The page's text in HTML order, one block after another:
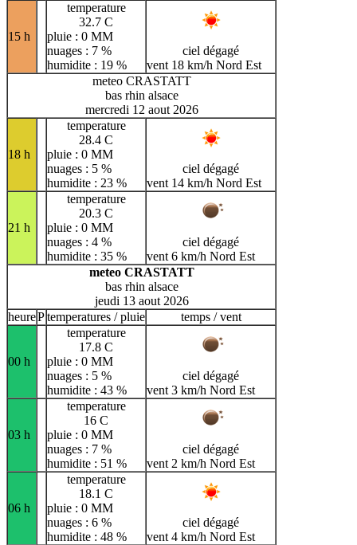
15 h
temperature
32.7 C
pluie : 0 MM
nuages : 7 %
humidite : 19 %
ciel dégagé
vent 18 km/h Nord Est
meteo CRASTATT
bas rhin alsace
mercredi 12 aout 2026
18 h
temperature
28.4 C
pluie : 0 MM
nuages : 5 %
humidite : 23 %
ciel dégagé
vent 14 km/h Nord Est
21 h
temperature
20.3 C
pluie : 0 MM
nuages : 4 %
humidite : 35 %
ciel dégagé
vent 6 km/h Nord Est
meteo CRASTATT
bas rhin alsace
jeudi 13 aout 2026
heurePtemperatures / pluie temps / vent
00 h
temperature
17.8 C
pluie : 0 MM
nuages : 5 %
humidite : 43 %
ciel dégagé
vent 3 km/h Nord Est
03 h
temperature
16 C
pluie : 0 MM
nuages : 7 %
humidite : 51 %
ciel dégagé
vent 2 km/h Nord Est
06 h
temperature
18.1 C
pluie : 0 MM
nuages : 6 %
humidite : 48 %
ciel dégagé
vent 4 km/h Nord Est